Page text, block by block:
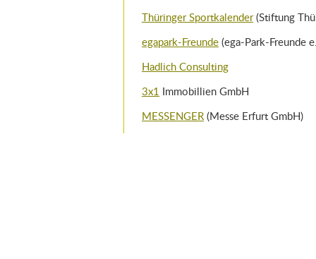
Thüringer Sportkalender(Stiftung
egapark-Freunde (ega-Park-Freunde
Hadlich Consulting
3x1 Immobillien GmbH
MESSENGER (Messe Erfurt GmbH)